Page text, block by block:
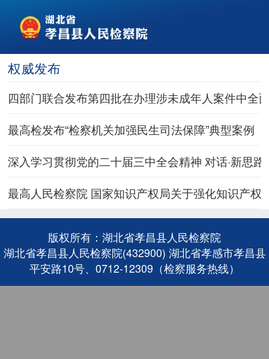
权威发布
四部门联合发布第四批在办理涉未成年人案件中全
最高检发布“检察机关加强民生司法保障”典型案例
深入学习贯彻党的二十届三中全会精神 对话·新思
最高人民检察院 国家知识产权局关于强化知识产权
版权所有：湖北省孝昌县人民检察院
湖北省孝昌县人民检察院(432900) 湖北省孝感市孝昌县
平安路10号、0712-12309（检察服务热线）